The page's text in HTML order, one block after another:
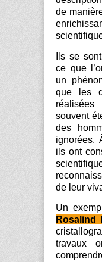
de
Ils se
ce que
un
que les
souvent
des
ignorées.
ils ont
de leur
Un
Rosalind
travaux